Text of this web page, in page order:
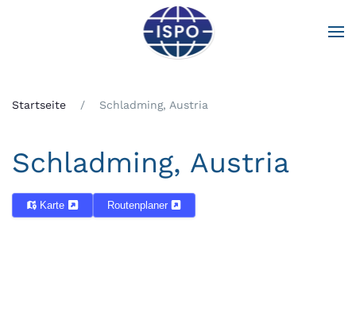
Zum Hauptinhalt springen
Startseite Schladming, Austria
Schladming, Austria
Karte Routenplaner